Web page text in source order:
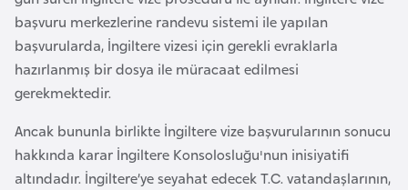
başvuru merkezlerine randevu sistemi ile yapılan
başvurularda, İngiltere vizesi için gerekli evraklarla
hazırlanmış bir dosya ile müracaat edilmesi
gerekmektedir.
Ancak bununla birlikte İngiltere vize başvurularının sonucu
hakkında karar İngiltere Konsolosluğu'nun inisiyatifi
altındadır. İngiltere’ye seyahat edecek T.C. vatandaşlarının,
B
e
l
ç
k